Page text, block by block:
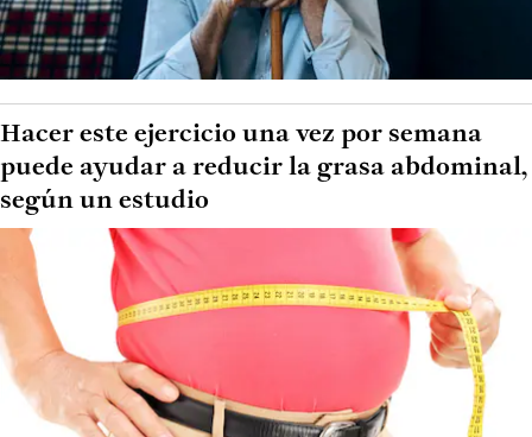
Hacer este ejercicio una vez por semana
puede ayudar a reducir la grasa abdominal,
según un estudio